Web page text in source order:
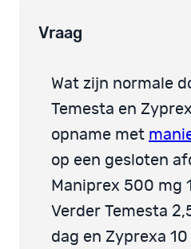
Vraag
Wat zijn normale
Temesta en
opname met
op een gesloten
Maniprex 500 mg
Verder Temesta
dag en Zyprexa